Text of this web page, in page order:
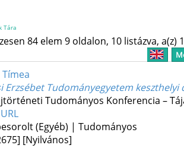
Tára
84 elem 9 oldalon, 10 listázva, a(z)
Tímea
Erzsébet Tudományegyetem
Tudományos Konferencia –
(Egyéb) | Tudományos
[Nyilvános]